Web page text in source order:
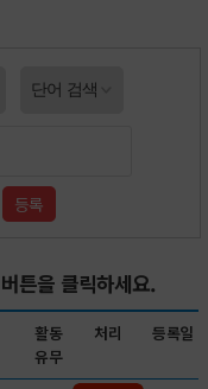
등록
튼을 클릭하세요.
활동
유무
처리 등록일